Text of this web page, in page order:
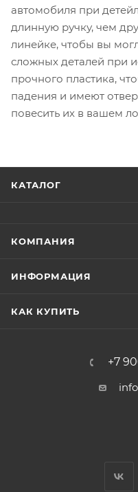
автомобиля при
длинную ручку, чем
линейке, чтобы вы
сложных деталей при
прочного пластика,
падения и имеют
повесить их в вашем
КАТАЛОГ
КОМПАНИЯ
ИНФОРМАЦИЯ
КАК КУПИТЬ
+7